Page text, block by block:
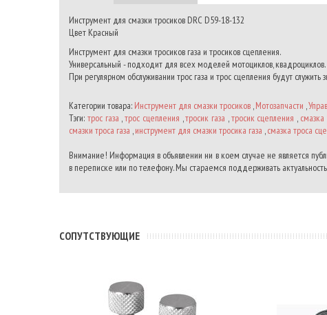
Инструмент для смазки тросиков DRC D59-18-132
Цвет Красный
Инструмент для смазки тросиков газа и тросиков сцепления.
Универсальный - подходит для всех моделей мотоциклов, квадроциклов.
При регулярном обслуживании трос газа и трос сцепления будут служить
Категории товара: Инструмент для смазки тросиков ,Мотозапчасти ,
Тэги: трос газа ,трос сцепления ,тросик газа ,тросик сцепления , смазка
смазки троса газа ,инструмент для смазки тросика газа ,смазка троса
Внимание! Информация в объявлении ни в коем случае не является
в переписке или по телефону. Мы стараемся поддерживать
CОПУТСТВУЮЩИЕ